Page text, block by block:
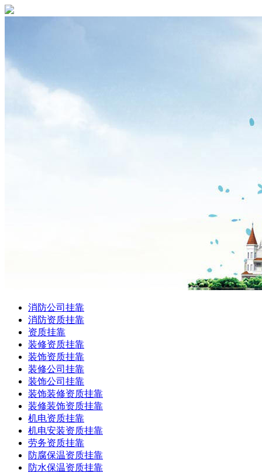
消防公司挂靠
消防资质挂靠
资质挂靠
装修资质挂靠
装饰资质挂靠
装修公司挂靠
装饰公司挂靠
装饰装修资质挂靠
装修装饰资质挂靠
机电资质挂靠
机电安装资质挂靠
劳务资质挂靠
防腐保温资质挂靠
防水保温资质挂靠